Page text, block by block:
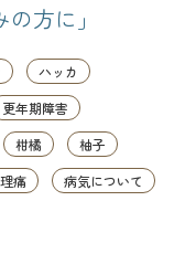
方に」
ハッカ
更年期障害
柑橘
柚子
痛
病気について